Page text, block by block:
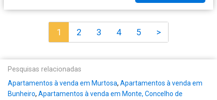
1 2 3 4 5 >
Pesquisas relacionadas
Apartamentos à venda em Murtosa, Apartamentos à venda em
Bunheiro, Apartamentos à venda em Monte, Concelho de